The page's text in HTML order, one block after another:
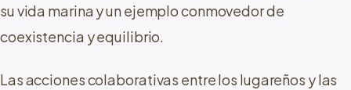
su vida marina y un ejemplo conmovedor de
coexistencia y equilibrio.
Las acciones colaborativas entre los lugareños y las